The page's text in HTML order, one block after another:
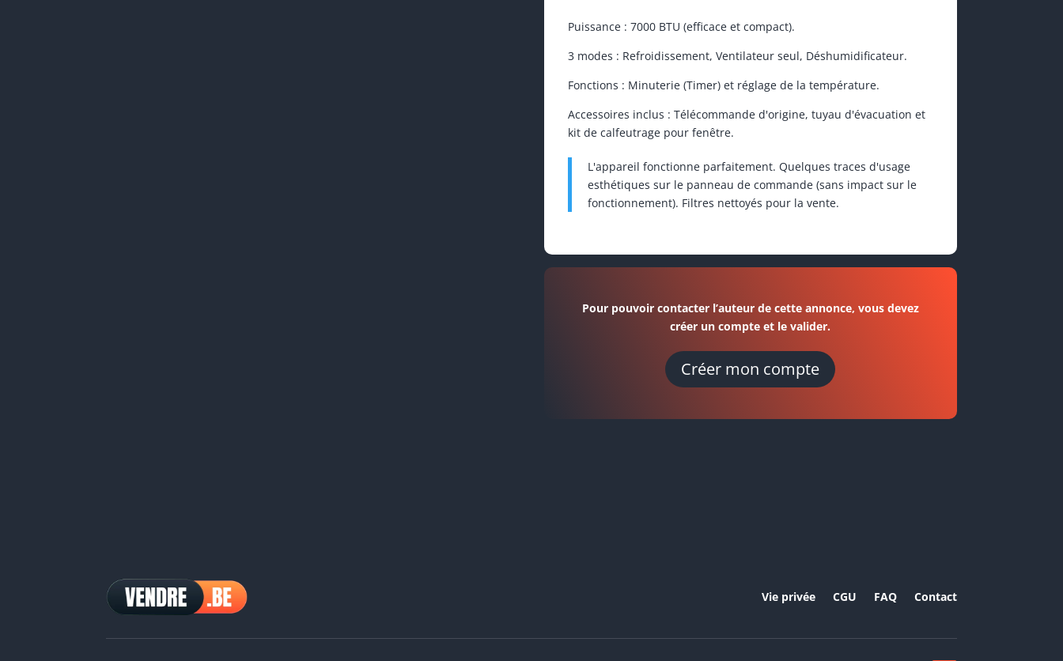
Puissance : 7000 BTU (efficace et compact).
​3 modes : Refroidissement, Ventilateur seul, Déshumidificateur.
​Fonctions : Minuterie (Timer) et réglage de la température.
​Accessoires inclus : Télécommande d'origine, tuyau d'évacuation et
kit de calfeutrage pour fenêtre.
​L'appareil fonctionne parfaitement. Quelques traces d'usage
esthétiques sur le panneau de commande (sans impact sur le
fonctionnement). Filtres nettoyés pour la vente.
Pour pouvoir contacter l’auteur de cette annonce, vous devez
créer un compte et le valider.
Créer mon compte
Vie privée CGU FAQ Contact